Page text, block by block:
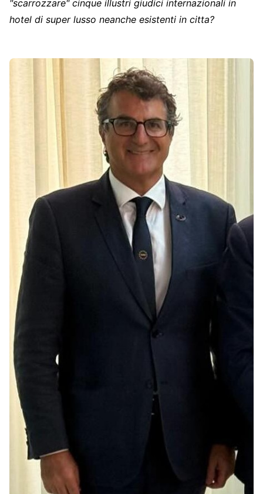
"scarrozzare" cinque illustri giudici internazionali in
hotel di super lusso neanche esistenti in citta?